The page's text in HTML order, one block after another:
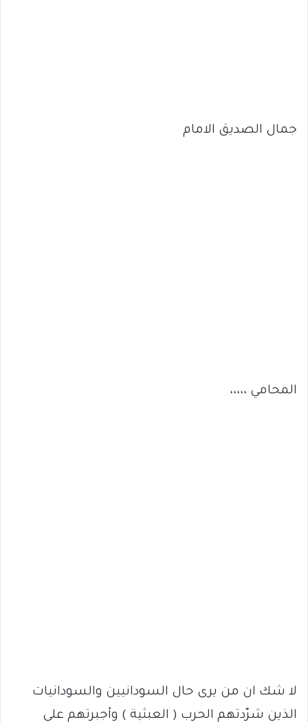
جمال الصديق الامام
المحامي ،،،،،
لا شك ان من يرى حال السودانيين والسودانيات
الذين شرّدتهم الحرب ( العبثية ) وأجبرتهم على